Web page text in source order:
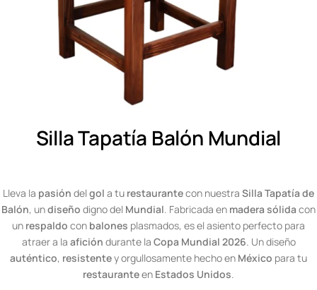
Silla Tapatía Balón Mundial
Lleva la pasión del gol a tu restaurantecon nuestra Silla Tapatía de
Balón, undiseño digno del Mundial. Fabricada en madera sólida con
un respaldo con balones plasmados, es el asiento perfecto para
atraer a la afición durante la Copa Mundial 2026. Un diseño
auténtico, resistentey orgullosamente hecho en México para tu
restauranteen Estados Unidos.